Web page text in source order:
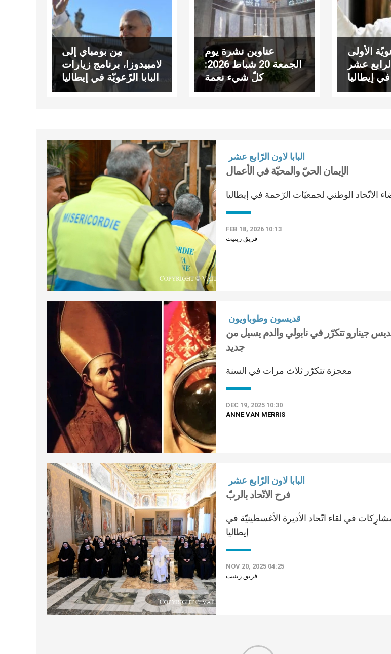
مِن بومباي إلى
لامبيدوزا، برنامج زيارات
البابا الرّعويّة في إيطاليا
عناوين نشرة يوم
الجمعة 20 شباط 2026:
كلّ شيء نعمة
الأولى
عشر
في إيطاليا
البابا لاون الرّابع عشر
الإيمان الحيّ والمحبّة في الأعمال
الاتّحاد الوطني لجمعيّات الرّحمة في إيطاليا
FEB 18, 2026 10:13
فريق زينيت
قديسون وطوباويون
جينارو تتكرّر في نابولي والدم يسيل من
جديد
معجزة تتكرّر ثلاث مرات في السنة
DEC 19, 2025 10:30
ANNE VAN MERRIS
البابا لاون الرّابع عشر
فرح الاتّحاد بالربّ
في لقاء اتّحاد الأديرة الأغسطينيّة في
إيطاليا
NOV 20, 2025 04:25
فريق زينيت